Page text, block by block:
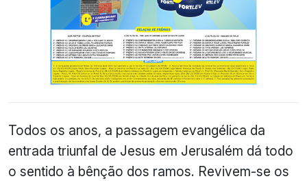
Todos os anos, a passagem evangélica da
entrada triunfal de Jesus em Jerusalém dá todo
o sentido à bênção dos ramos. Revivem-se os